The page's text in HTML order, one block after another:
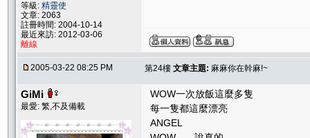
等級: 精靈使
文章: 2063
註冊時間: 2004-10-14
最近來訪: 2012-03-06
離線
2005-03-22 08:25 PM 第24樓 文章主題: 麻麻你在幹麻!~
GiMi
最愛: 繁,不及備載
WOW一次放飯這麼多隻
每一隻都這麼漂亮
ANGEL